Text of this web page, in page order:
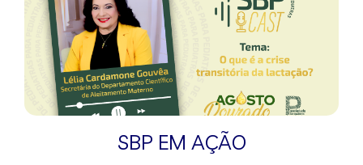
SBP EM AÇÃO